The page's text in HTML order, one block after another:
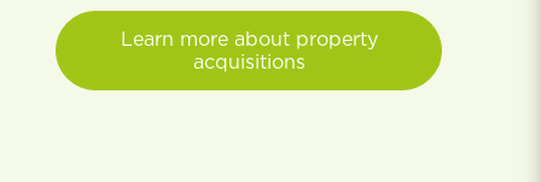
Learn more about property
acquisitions